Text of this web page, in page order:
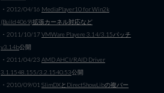
・2012/04/16 MediaPlayer10 for Win2k
(Build4069)拡張カーネル対応など
・2011/10/17VMWare Playere 3.14/3.15パッチ
v3.14b公開
・2011/04/23 AMD AHCI/RAID Driver
3.1.1548.155/3.2.1540.53公開
・2010/09/01 SlimDXとDirectShowLibの複バー